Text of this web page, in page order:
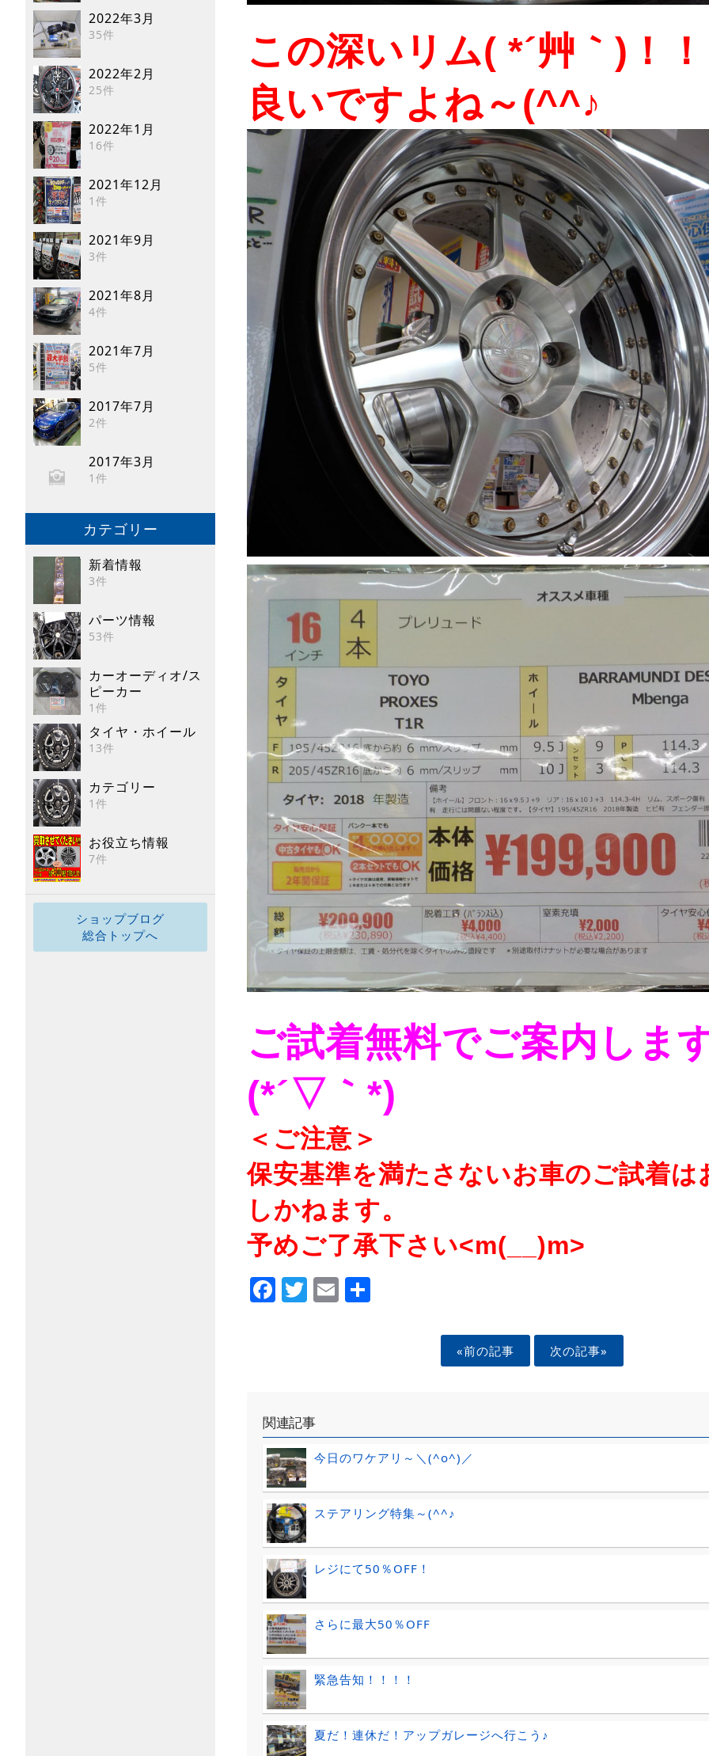
2022年3月
35件
2022年2月
25件
2022年1月
16件
2021年12月
1件
2021年9月
3件
2021年8月
4件
2021年7月
5件
2017年7月
2件
2017年3月
1件
カテゴリー
新着情報
3件
パーツ情報
53件
カーオーディオ/ス
ピーカー
1件
タイヤ・ホイール
13件
カテゴリー
1件
お役立ち情報
7件
ショップブログ
総合トップへ
この深いリム( *´艸｀)！！
良いですよね～(^^♪
ご試着無料でご案内しま
(*´▽｀*)
＜ご注意＞
保安基準を満たさないお車のご試着は
しかねます。
予めご了承下さい<m(__)m>
Facebook
Twitter
Email
«前の記事 次の記事»
関連記事
今日のワケアリ～＼(^o^)／
ステアリング特集～(^^♪
レジにて50％OFF！
さらに最大50％OFF
緊急告知！！！！
夏だ！連休だ！アップガレージへ行こう♪